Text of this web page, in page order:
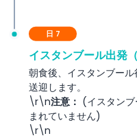
日 7
イスタンブール出発
朝食後、イスタンブー
送迎します。
\r\n注意： (イスタン
まれていません)
\r\n